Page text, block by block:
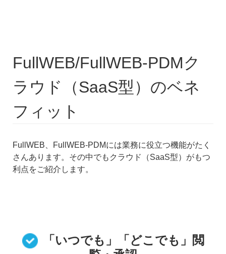
FullWEB/FullWEB-PDMク
ラウド（SaaS型）のベネ
フィット
FullWEB、FullWEB-PDMには業務に役立つ機能がたく
さんあります。その中でもクラウド（SaaS型）がもつ
利点をご紹介します。
「いつでも」「どこでも」閲